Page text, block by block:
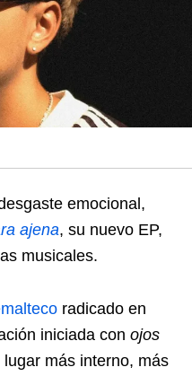
emocional,
ajena, su nuevo EP,
musicales.
radicado en
iniciada con ojos
más interno, más